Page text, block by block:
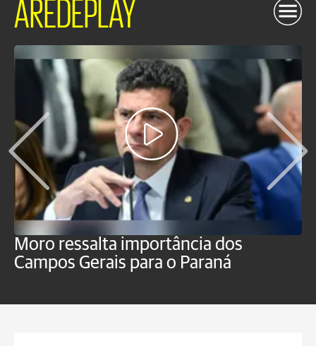
AREDEPLAY
Moro ressalta importância dos
Campos Gerais para o Paraná